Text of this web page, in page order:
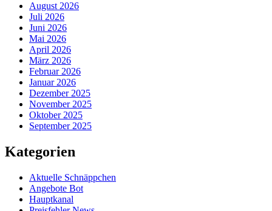
August 2026
Juli 2026
Juni 2026
Mai 2026
April 2026
März 2026
Februar 2026
Januar 2026
Dezember 2025
November 2025
Oktober 2025
September 2025
Kategorien
Aktuelle Schnäppchen
Angebote Bot
Hauptkanal